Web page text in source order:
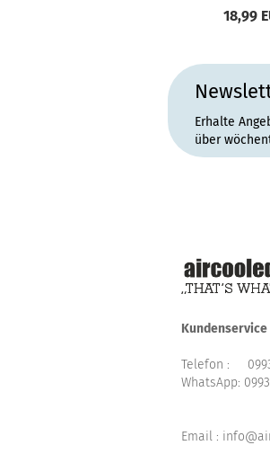
18,99
Erhalte
über
Kundenservice
Telefon :
WhatsApp:
Email :